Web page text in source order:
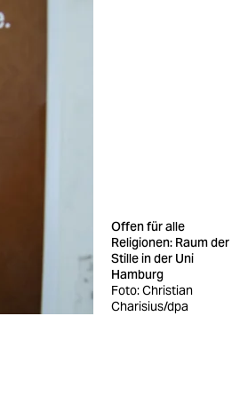
Offen für alle
Religionen: Raum der
Stille in der Uni
Hamburg
Foto: Christian
Charisius/dpa